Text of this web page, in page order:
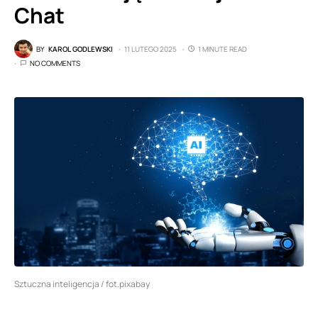
Chat
BY KAROL GODLEWSKI 11 LUTEGO 2025
1 MINUTE READ
NO COMMENTS
Sztuczna inteligencja / fot.pixabay